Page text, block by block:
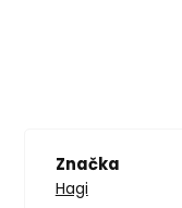
Značka
Hagi